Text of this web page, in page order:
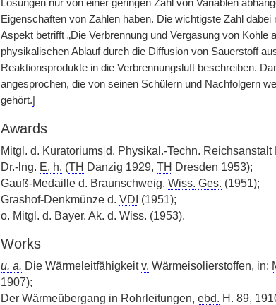
Lösungen nur von einer geringen Zahl von Variablen
Eigenschaften von Zahlen haben. Die wichtigste Zahl
Aspekt betrifft „Die Verbrennung und Vergasung von
physikalischen Ablauf durch die Diffusion von Sauerstoff
Reaktionsprodukte in die Verbrennungsluft beschreiben.
angesprochen, die von seinen Schülern und Nachfolgern
gehört.
Awards
Mitgl. d. Kuratoriums| d. Physikal.-Techn. Reichsanstalt
Dr.-lng. E. h. (TH Danzig 1929, TH Dresden 1953);
Gauß-Medaille d. Braunschweig. Wiss. Ges. (1951);
Grashof-Denkmünze d. VDI (1951);
o. Mitgl. d. Bayer. Ak. d. Wiss. (1953).
Works
u. a. Die Wärmeleitfähigkeitv. Wärmeisolierstoffen, in:
1907);
Der Wärmeübergang in Rohrleitungen, ebd. H. 89,